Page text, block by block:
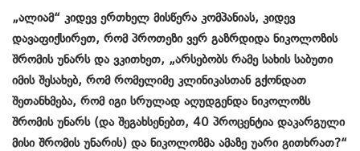
„ალიამ“ კიდევ ერთხელ მისწერა კომპანიას, კიდევ
დავაფიქსირეთ, რომ პროთეზი ვერ გაზრდიდა ნიკოლოზის
შრომის უნარს და ვკითხეთ, „არსებობს რამე სახის საბუთი
იმის შესახებ, რომ რომელიმე კლინიკასთან გქონდათ
შეთანხმება, რომ იგი სრულად აღუდგენდა ნიკოლოზს
შრომის უნარს (და შეგახსენებთ, 40 პროცენტია დაკარგული
მისი შრომის უნარის) და ნიკოლოზმა ამაზე უარი გითხრათ?“